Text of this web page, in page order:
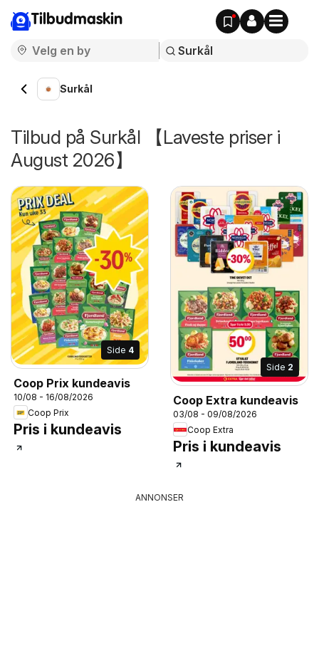
Tilbudmaskin
Surkål
Tilbud på Surkål 【Laveste priser i
August 2026】
Side 4
Coop Prix kundeavis
10/08 - 16/08/2026
Coop Prix
Pris i kundeavis
Side 2
Coop Extra kundeavis
03/08 - 09/08/2026
Coop Extra
Pris i kundeavis
ANNONSER